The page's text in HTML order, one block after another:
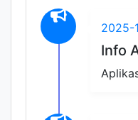
2025-
Info